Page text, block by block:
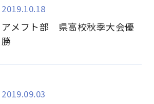
2019.10.18
アメフト部 県高校秋季大会優
勝
2019.09.03